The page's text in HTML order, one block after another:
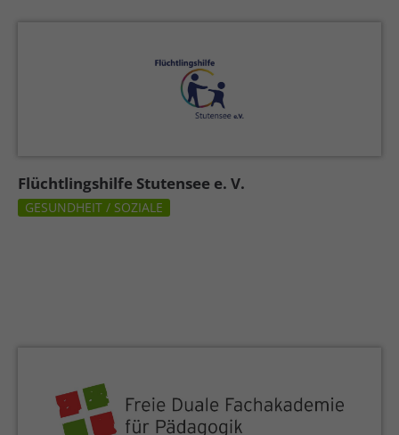
Flüchtlingshilfe Stutensee e. V.
GESUNDHEIT / SOZIALE